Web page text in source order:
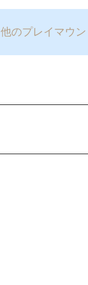
他のプレイマウ